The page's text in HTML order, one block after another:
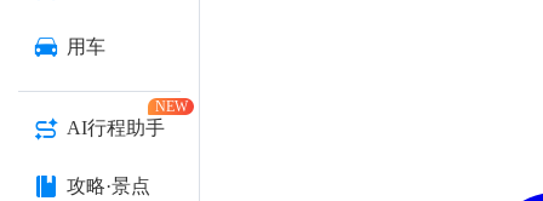
用车
AI行程助手
NEW
攻略·景点